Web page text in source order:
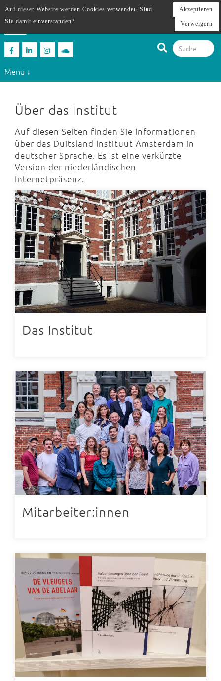
Menu ↓
Über das Institut
Auf diesen Seiten finden Sie Informationen
über das Duitsland Instituut Amsterdam in
deutscher Sprache. Es ist eine verkürzte
Version der niederländischen
Internetpräsenz.
Das Institut
Mitarbeiter:innen
Auf dieser Website werden Cookies verwendet. Sind
Sie damit einverstanden?
Akzeptieren
Verweigern